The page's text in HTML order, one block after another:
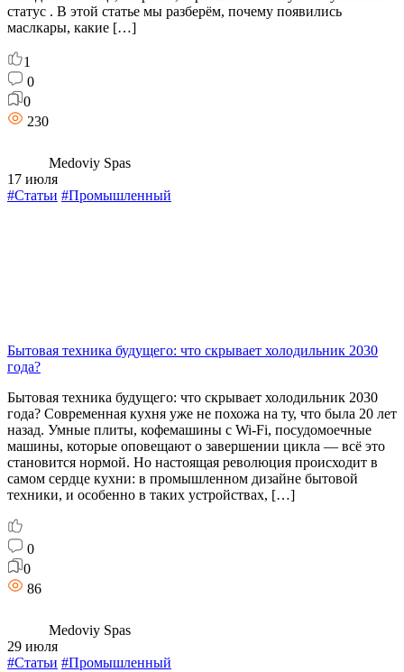
статус . В этой статье мы разберём, почему появились
маслкары, какие […]
1
0
0
230
Medoviy Spas
17 июля
#Статьи #Промышленный
Бытовая техника будущего: что скрывает холодильник 2030
года?
Бытовая техника будущего: что скрывает холодильник 2030
года? Современная кухня уже не похожа на ту, что была 20 лет
назад. Умные плиты, кофемашины с Wi-Fi, посудомоечные
машины, которые оповещают о завершении цикла — всё это
становится нормой. Но настоящая революция происходит в
самом сердце кухни: в промышленном дизайне бытовой
техники, и особенно в таких устройствах, […]
0
0
86
Medoviy Spas
29 июля
#Статьи #Промышленный